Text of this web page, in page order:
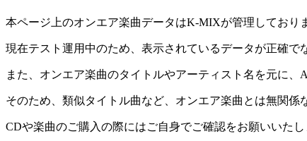
本ページ上のオンエア楽曲データはK-MIXが管理しており
現在テスト運用中のため、表示されているデータが正確で
また、オンエア楽曲のタイトルやアーティスト名を元に、
そのため、類似タイトル曲など、オンエア楽曲とは無関係
CDや楽曲のご購入の際にはご自身でご確認をお願いいたし